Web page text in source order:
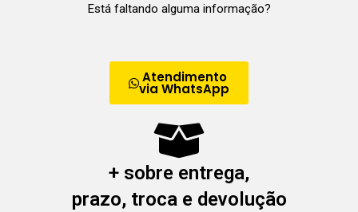
Está faltando alguma informação?
Atendimento
via WhatsApp
+ sobre entrega,
prazo, troca e devolução